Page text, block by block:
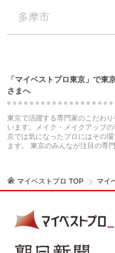
多摩市
「マイベストプロ東京」で東
さまへ
東京で活躍する専門家のこだわ
います。メイク・メイクアップ
京では気になったプロにはその
ます。 東京のみんなが注目の専
マイベストプロ TOP マイ